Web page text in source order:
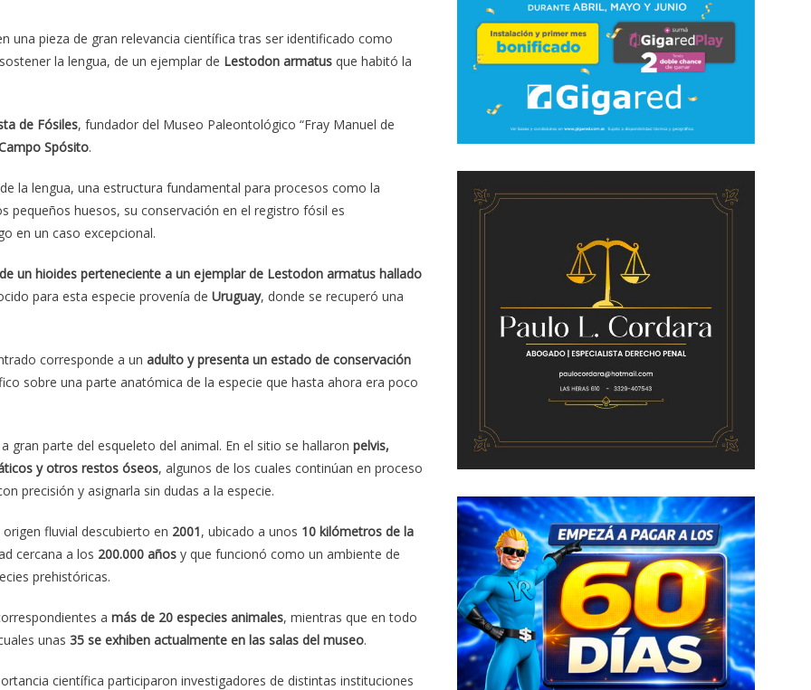
una pieza de gran relevancia científica tras ser identificado como
la lengua, de un ejemplar de Lestodon armatus que habitó la
de Fósiles, fundador del Museo Paleontológico “Fray Manuel de
Spósito.
la lengua, una estructura fundamental para procesos como la
pequeños huesos, su conservación en el registro fósil es
en un caso excepcional.
un hioides perteneciente a un ejemplar de Lestodon armatus hallado
para esta especie provenía de Uruguay, donde se recuperó una
corresponde a un adulto y presenta un estado de conservación
sobre una parte anatómica de la especie que hasta ahora era poco
parte del esqueleto del animal. En el sitio se hallaron pelvis,
y otros restos óseos, algunos de los cuales continúan en proceso
precisión y asignarla sin dudas a la especie.
fluvial descubierto en 2001, ubicado a unos 10 kilómetros de la
cercana a los 200.000 años y que funcionó como un ambiente de
prehistóricas.
a más de 20 especies animales, mientras que en todo
unas 35 se exhiben actualmente en las salas del museo.
científica participaron investigadores de distintas instituciones